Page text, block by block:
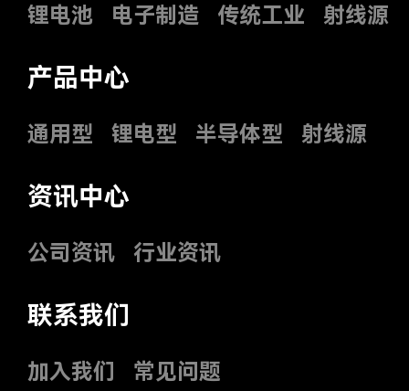
锂电池 电子制造 传统工业 射线源
产品中心
通用型 锂电型 半导体型 射线源
资讯中心
公司资讯 行业资讯
联系我们
加入我们 常见问题